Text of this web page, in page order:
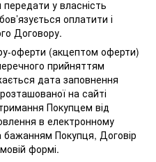
у власність
оплатити і
Договору.
оферти (акцептом оферти)
прийняттям
дата заповнення
на сайті
Покупцем від
в електронному
бажанням Покупця, Договір
формі.